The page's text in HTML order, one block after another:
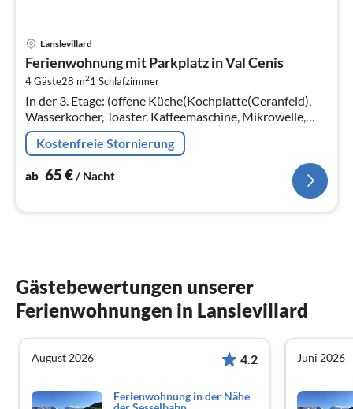
Lanslevillard
Ferienwohnung mit Parkplatz in Val Cenis
4 Gäste28 m21 Schlafzimmer
In der 3. Etage: (offene Küche(Kochplatte(Ceranfeld),
Wasserkocher, Toaster, Kaffeemaschine, Mikrowelle,
Spülmaschine, Kühlschrank, ())
Kostenfreie Stornierung
ab 65€ / Nacht
Gästebewertungen unserer
Ferienwohnungen in Lanslevillard
August 2026 4.2
Ferienwohnung in der Nähe
Juni 2026